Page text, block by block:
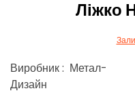
Ліжко
Виробник : Метал-
Дизайн